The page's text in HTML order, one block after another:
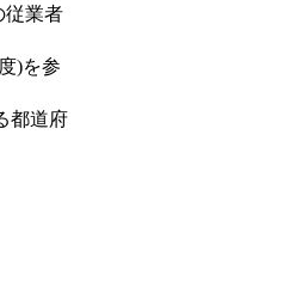
従業者
)を参
都道府